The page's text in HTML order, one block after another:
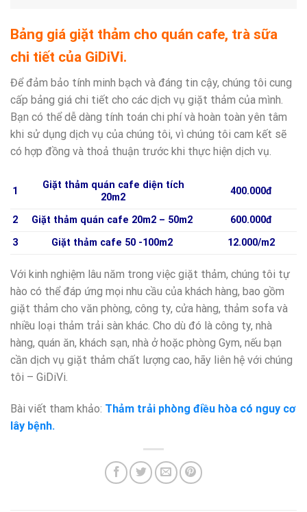
Bảng giá giặt thảm cho quán cafe, trà sữa
chi tiết của GiDiVi.
Để đảm bảo tính minh bạch và đáng tin cậy, chúng tôi cung
cấp bảng giá chi tiết cho các dịch vụ giặt thảm của mình.
Bạn có thể dễ dàng tính toán chi phí và hoàn toàn yên tâm
khi sử dụng dịch vụ của chúng tôi, vì chúng tôi cam kết sẽ
có hợp đồng và thoả thuận trước khi thực hiện dịch vụ.
1
Giặt thảm quán cafe diện tích
20m2
400.000đ
2 Giặt thảm quán cafe 20m2 – 50m2
600.000đ
3
Giặt thảm cafe 50 -100m2 12.000/m2
Với kinh nghiệm lâu năm trong việc giặt thảm, chúng tôi tự
hào có thể đáp ứng mọi nhu cầu của khách hàng, bao gồm
giặt thảm cho văn phòng, công ty, cửa hàng, thảm sofa và
nhiều loại thảm trải sàn khác. Cho dù đó là công ty, nhà
hàng, quán ăn, khách sạn, nhà ở hoặc phòng Gym, nếu bạn
cần dịch vụ giặt thảm chất lượng cao, hãy liên hệ với chúng
tôi – GiDiVi.
Bài viết tham khảo: Thảm trải phòng điều hòa có nguy cơ
lây bệnh.